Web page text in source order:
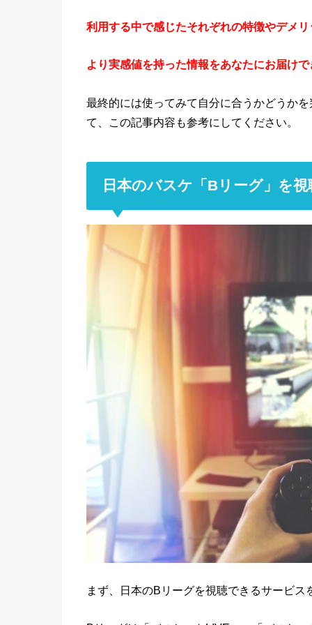
利用する中で感じたそれぞれの特徴やデメ
より実感値を持った情報をあなたにお届けで
最終的には使ってみて自分に合うかどうか
て、この記事内容も参考にしてください。
日本のバスケ「Bリーグ」を
まず、日本のBリーグを視聴できるサービス